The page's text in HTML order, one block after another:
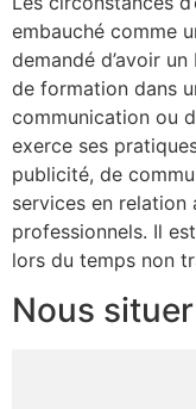
embauché comme
demandé d’avoir
de formation dans
communication ou
exerce ses
publicité, de
services en
professionnels. Il
lors du temps non
Nous situer